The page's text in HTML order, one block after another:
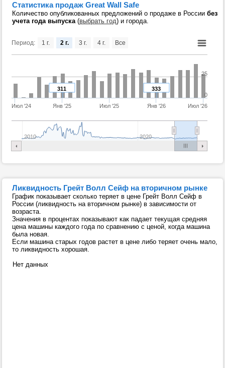
Статистика продаж Great Wall Safe
Количество опубликованных предложений о продаже в России без
учета года выпуска(выбрать год) и города.
Период:
333
311
Июл '24 Янв '25 Июл '25 Янв '26 Июл '26
2010 2020
0
25
1 г. 2 г. 3 г. 4 г. Все
Ликвидность Грейт Волл Сейф на вторичном рынке
График показывает сколько теряет в цене Грейт Волл Сейф в
России (ликвидность на вторичном рынке) в зависимости от
возраста.
Значения в процентах показывают как падает текущая средняя
цена машины каждого года по сравнению с ценой, когда машина
была новая.
Если машина старых годов растет в цене либо теряет очень мало,
то ликвидность хорошая.
Нет данных